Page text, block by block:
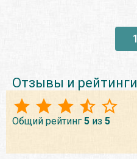
1
Отзывы и рейтинги
Общий рейтинг 5 из 5